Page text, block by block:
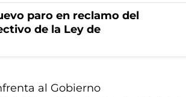
paro en reclamo del
de la Ley de
al Gobierno